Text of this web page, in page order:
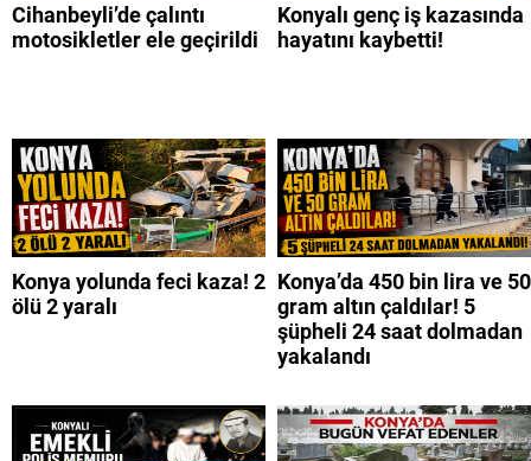
Cihanbeyli’de çalıntı
motosikletler ele geçirildi
Konyalı genç iş kazasında
hayatını kaybetti!
Konya yolunda feci kaza! 2
ölü 2 yaralı
Konya’da 450 bin lira ve 50
gram altın çaldılar! 5
şüpheli 24 saat dolmadan
yakalandı